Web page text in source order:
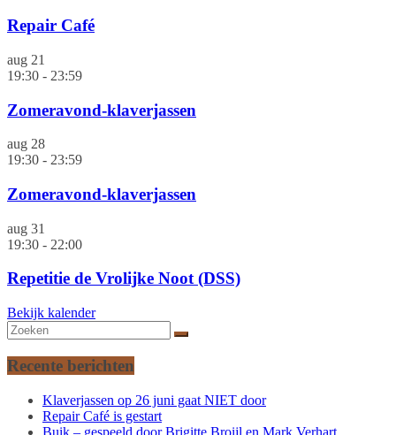
Repair Café
aug 21
19:30 - 23:59
Zomeravond-klaverjassen
aug 28
19:30 - 23:59
Zomeravond-klaverjassen
aug 31
19:30 - 22:00
Repetitie de Vrolijke Noot (DSS)
Bekijk kalender
Recente berichten
Klaverjassen op 26 juni gaat NIET door
Repair Café is gestart
Buik – gespeeld door Brigitte Broijl en Mark Verhart